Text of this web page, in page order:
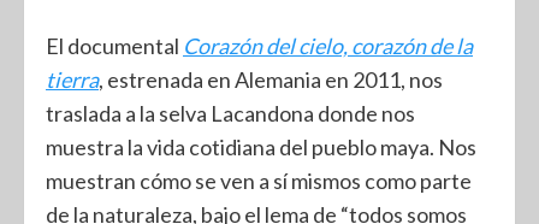
El documental Corazón del cielo, corazón de la
tierra, estrenada en Alemania en 2011, nos
traslada a la selva Lacandona donde nos
muestra la vida cotidiana del pueblo maya. Nos
muestran cómo se ven a sí mismos como parte
de la naturaleza, bajo el lema de “todos somos